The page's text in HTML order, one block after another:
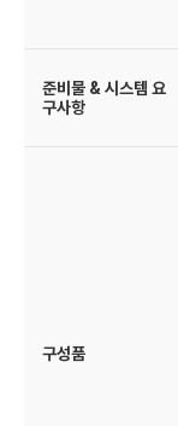
준비물 & 시스템 요
구사항
구성품